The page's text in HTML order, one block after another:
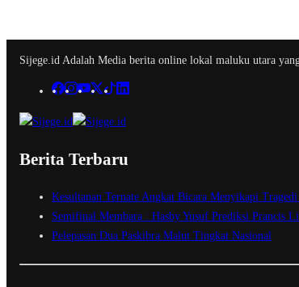
Sijege.id Adalah Media berita online lokal maluku utara
Berita Terbaru
Kesultanan Ternate Angkat Bicara Menyikapi
Semifinal Membara : Hasby Yusuf Prediksi Prancis
Pelepasan Dua Paskibra Malut Tingkat Nasional